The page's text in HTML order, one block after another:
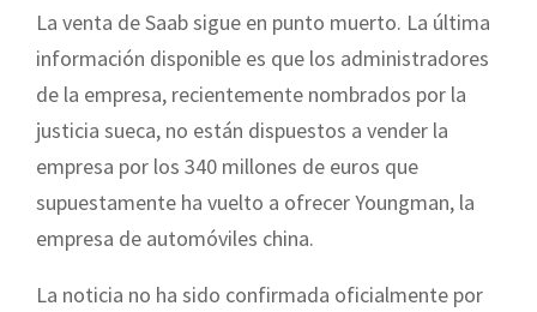
La venta de Saab sigue en punto muerto. La última
información disponible es que los administradores
de la empresa, recientemente nombrados por la
justicia sueca, no están dispuestos a vender la
empresa por los 340 millones de euros que
supuestamente ha vuelto a ofrecer Youngman, la
empresa de automóviles china.
La noticia no ha sido confirmada oficialmente por